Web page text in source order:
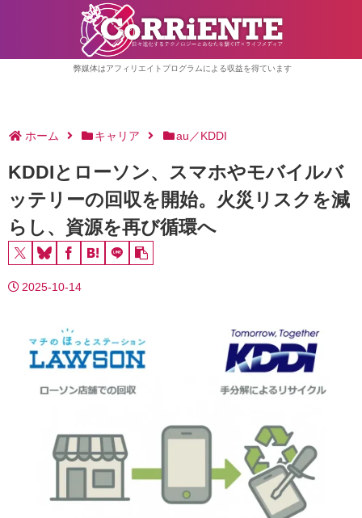
弊媒体はアフィリエイトプログラムによる収益を得ています
ホーム キャリア au／KDDI
KDDIとローソン、スマホやモバイルバ
ッテリーの回収を開始。火災リスクを減
らし、資源を再び循環へ
2025-10-14